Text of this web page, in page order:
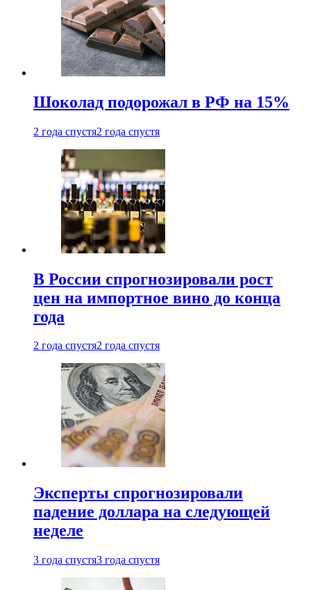
Шоколад подорожал в РФ на 15%
2 года спустя2 года спустя
В России спрогнозировали рост
цен на импортное вино до конца
года
2 года спустя2 года спустя
Эксперты спрогнозировали
падение доллара на следующей
неделе
3 года спустя3 года спустя